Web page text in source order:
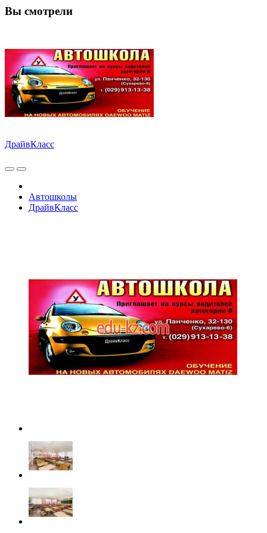
Вы смотрели
ДрайвКласс
Автошколы
ДрайвКласс